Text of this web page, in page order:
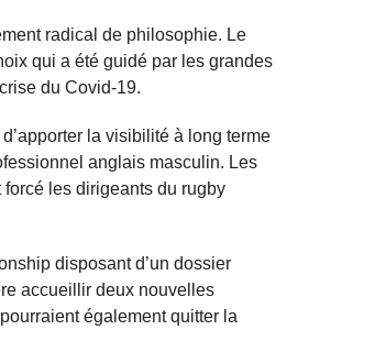
radical de philosophie. Le
qui a été guidé par les grandes
du Covid-19.
la visibilité à long terme
anglais masculin. Les
les dirigeants du rugby
disposant d’un dossier
accueillir deux nouvelles
également quitter la